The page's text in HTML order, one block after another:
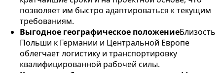
позволяет им быстро адаптироваться к текущим
требованиям.
Выгодное географическое положениеБлизость
Польши к Германии и Центральной Европе
облегчает логистику и транспортировку
квалифицированной рабочей силы.